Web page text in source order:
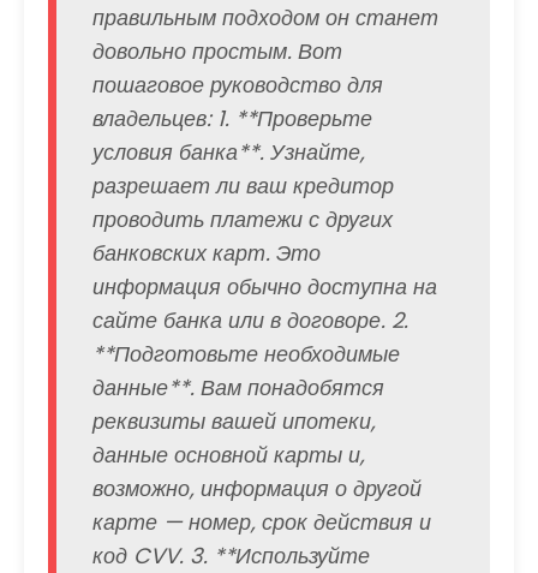
правильным подходом он станет
довольно простым. Вот
пошаговое руководство для
владельцев: 1. **Проверьте
условия банка**. Узнайте,
разрешает ли ваш кредитор
проводить платежи с других
банковских карт. Это
информация обычно доступна на
сайте банка или в договоре. 2.
**Подготовьте необходимые
данные**. Вам понадобятся
реквизиты вашей ипотеки,
данные основной карты и,
возможно, информация о другой
карте — номер, срок действия и
код CVV. 3. **Используйте